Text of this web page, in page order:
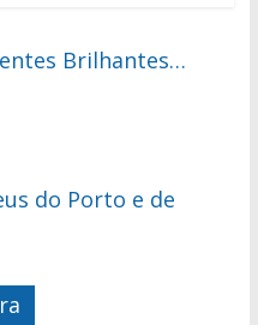
Brilhantes…
do Porto e de